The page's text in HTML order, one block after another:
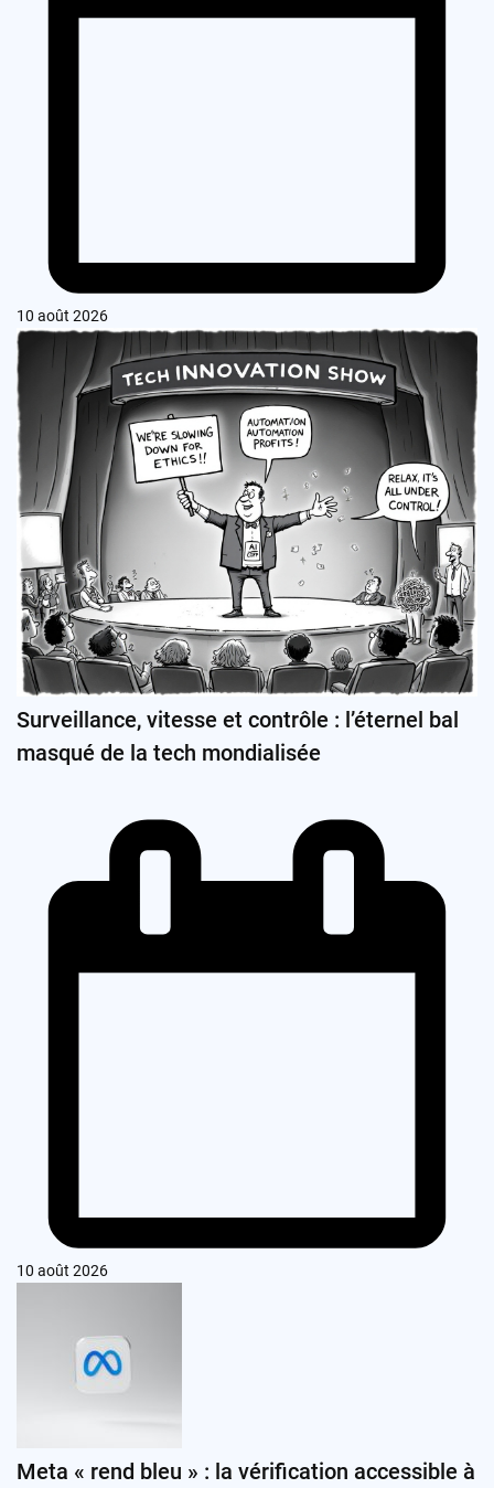
10 août 2026
Surveillance, vitesse et contrôle : l’éternel bal
masqué de la tech mondialisée
10 août 2026
Meta « rend bleu » : la vérification accessible à